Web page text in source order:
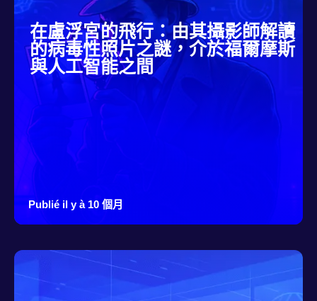
在盧浮宮的飛行：由其攝影師解讀
的病毒性照片之謎，介於福爾摩斯
與人工智能之間
Publié il y à 10 個月